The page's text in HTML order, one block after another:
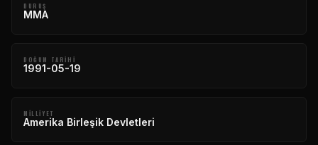
DURUŞ
MMA
DOĞUM TARIHI
1991-05-19
MILLIYET
Amerika Birleşik Devletleri